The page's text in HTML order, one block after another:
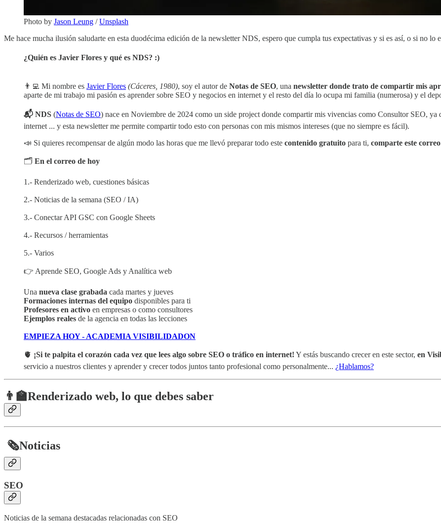
Photo by Jason Leung /Unsplash
Me hace mucha ilusión saludarte en esta duodécima edición de la newsletter NDS, espero que cumpla tus expectativas y si es así, o si no lo
¿Quién es Javier Flores y qué es NDS? :)
👨‍💻 Mi nombre es Javier Flores (Cáceres, 1980), soy el autor de Notas de SEO, una newsletter donde trato de compartir mis
aparte de mi trabajo mi pasión es aprender sobre SEO y negocios en internet y el resto del día lo ocupa mi familia (numerosa) y el
📬 NDS (Notas de SEO) nace en Noviembre de 2024 como un side project donde compartir mis vivencias como Consultor SEO, ya
internet ... y esta newsletter me permite compartir todo esto con personas con mis mismos intereses (que no siempre es fácil).
📣 Si quieres recompensar de algún modo las horas que me llevó preparar todo este contenido gratuito para ti, comparte este
🗂️ En el correo de hoy
1.- Renderizado web, cuestiones básicas
2.- Noticias de la semana (SEO / IA)
3.- Conectar API GSC con Google Sheets
4.- Recursos / herramientas
5.- Varios
👉 Aprende SEO, Google Ads y Analítica web
Una nueva clase grabada cada martes y jueves
Formaciones internas del equipo disponibles para ti
Profesores en activo en empresas o como consultores
Ejemplos reales de la agencia en todas las lecciones
EMPIEZA HOY - ACADEMIA VISIBILIDADON
🫀 ¡Si te palpita el corazón cada vez que lees algo sobre SEO o tráfico en internet! Y estás buscando crecer en este sector, en
servicio a nuestros clientes y aprender y crecer todos juntos tanto profesional como personalmente... ¿Hablamos?
👨‍🏫Renderizado web, lo que debes saber
🗞️Noticias
SEO
Noticias de la semana destacadas relacionadas con SEO